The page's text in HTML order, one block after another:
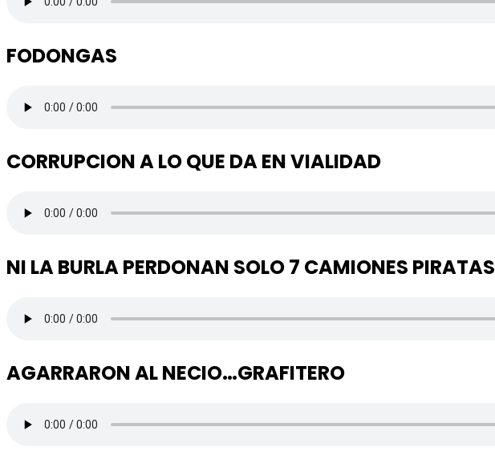
FODONGAS
CORRUPCION A LO QUE DA EN VIALIDAD
NI LA BURLA PERDONAN SOLO 7 CAMIONES PIRATAS
AGARRARON AL NECIO…GRAFITERO